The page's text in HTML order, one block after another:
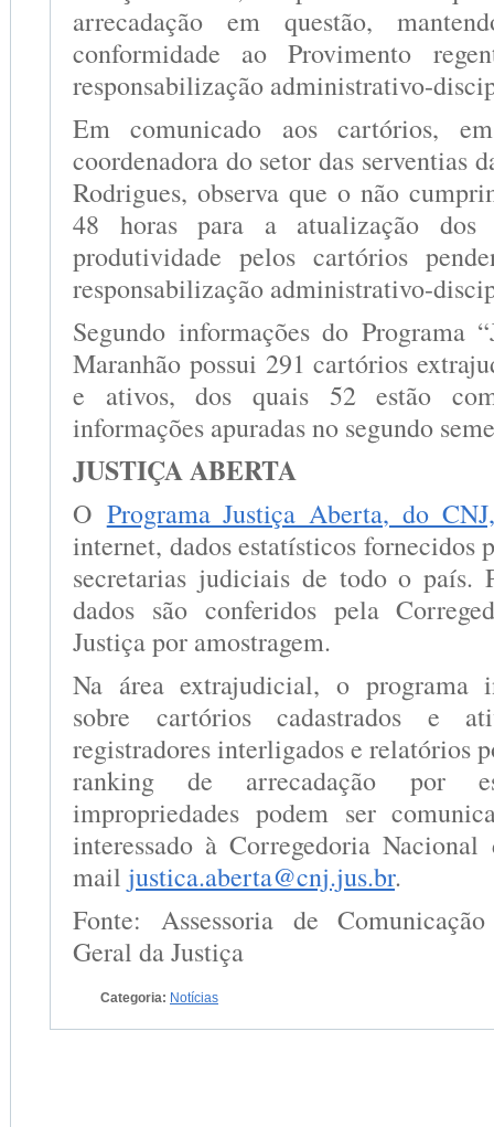
arrecadação em questão,
conformidade ao Provimento
responsabilização administrativo-
Em comunicado aos cartórios,
coordenadora do setor das serventias
Rodrigues, observa que o não
48 horas para a atualização dos
produtividade pelos cartórios
responsabilização administrativo-
Segundo informações do Programa
Maranhão possui 291 cartórios
e ativos, dos quais 52 estão
informações apuradas no segundo
JUSTIÇA ABERTA
O Programa Justiça Aberta, do CNJ,
internet, dados estatísticos fornecidos
secretarias judiciais de todo o país.
dados são conferidos pela
Justiça por amostragem.
Na área extrajudicial, o programa
sobre cartórios cadastrados e
registradores interligados e relatórios
ranking de arrecadação por
impropriedades podem ser
interessado à Corregedoria
mail justica.aberta@cnj.jus.br.
Fonte: Assessoria de
Geral da Justiça
Categoria: Notícias